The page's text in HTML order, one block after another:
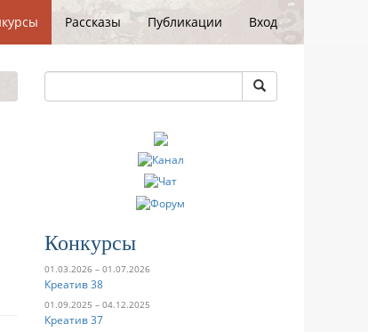
Рассказы Публикации Вход
Конкурсы
01.03.2026 – 01.07.2026
Креатив 38
01.09.2025 – 04.12.2025
Креатив 37